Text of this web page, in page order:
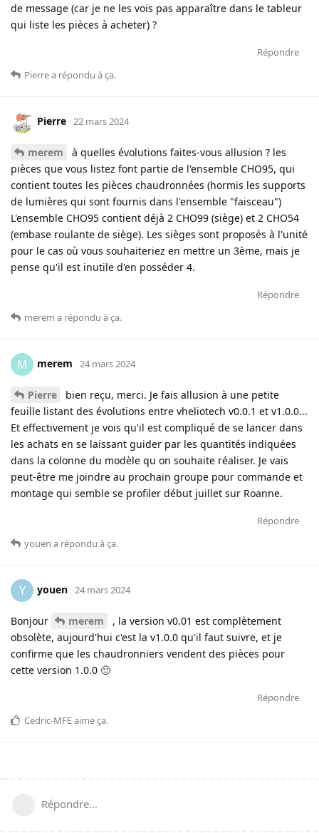
de message (car je ne les vois pas apparaître dans le tableur
qui liste les pièces à acheter) ?
Répondre
Pierrea répondu à ça.
Pierre 22 mars 2024
merem
à quelles évolutions faites-vous allusion ? les
pièces que vous listez font partie de l'ensemble CHO95, qui
contient toutes les pièces chaudronnées (hormis les supports
de lumières qui sont fournis dans l'ensemble "faisceau")
L'ensemble CHO95 contient déjà 2 CHO99 (siège) et 2 CHO54
(embase roulante de siège). Les sièges sont proposés à l'unité
pour le cas où vous souhaiteriez en mettre un 3ème, mais je
pense qu'il est inutile d'en posséder 4.
Répondre
merem a répondu à ça.
M merem 24 mars 2024
Pierre
bien reçu, merci. Je fais allusion à une petite
feuille listant des évolutions entre vheliotech v0.0.1 et v1.0.0...
Et effectivement je vois qu'il est compliqué de se lancer dans
les achats en se laissant guider par les quantités indiquées
dans la colonne du modèle qu on souhaite réaliser. Je vais
peut-être me joindre au prochain groupe pour commande et
montage qui semble se profiler début juillet sur Roanne.
Répondre
youen a répondu à ça.
Y youen 24 mars 2024
Bonjour merem
, la version v0.01 est complètement
obsolète, aujourd'hui c'est la v1.0.0 qu'il faut suivre, et je
confirme que les chaudronniers vendent des pièces pour
cette version 1.0.0 🙂
Répondre
Cedric-MFEaime ça.
Répondre…